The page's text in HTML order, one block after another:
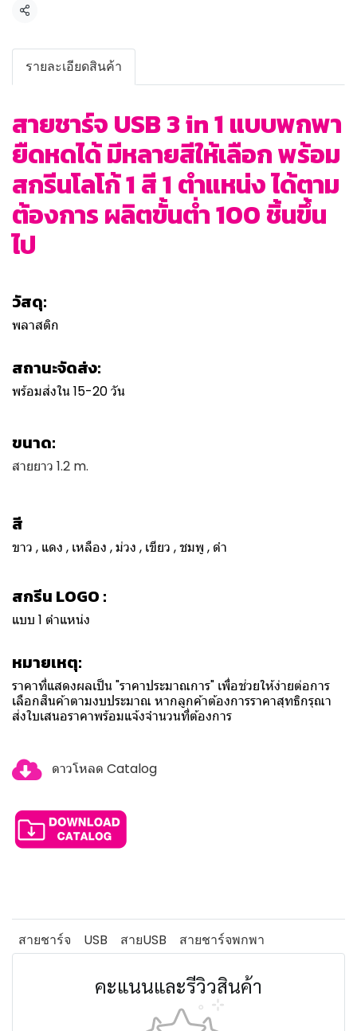
แชร์
รายละเอียดสินค้า
สายชาร์จ USB 3 in 1 แบบพกพา
ยืดหดได้ มีหลายสีให้เลือก พร้อม
สกรีนโลโก้ 1 สี 1 ตำแหน่ง ได้ตาม
ต้องการ ผลิตขั้นต่ำ 100 ชิ้นขึ้น
ไป
วัสดุ:
พลาสติก
สถานะจัดส่ง:
พร้อมส่งใน 15-20 วัน
ขนาด:
สายยาว 1.2 m.
สี
ขาว , แดง , เหลือง , ม่วง , เขียว , ชมพู , ดำ
สกรีน LOGO :
แบบ 1 ตำแหน่ง
หมายเหตุ:
ราคาที่แสดงผลเป็น "ราคาประมาณการ" เพื่อช่วยให้ง่ายต่อการ
เลือกสินค้าตามงบประมาณ หากลูกค้าต้องการราคาสุทธิกรุณา
ส่งใบเสนอราคาพร้อมแจ้งจำนวนที่ต้องการ
ดาวโหลด Catalog
สายชาร์จ USB สายUSB สายชาร์จพกพา
คะแนนและรีวิวสินค้า